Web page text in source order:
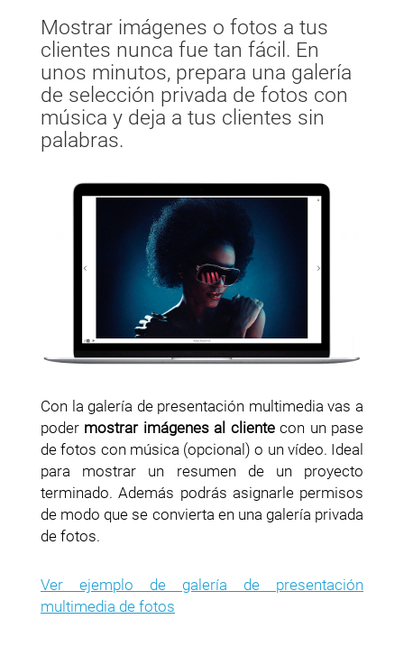
Mostrar imágenes o fotos a tus
clientes nunca fue tan fácil. En
unos minutos, prepara una galería
de selección privada de fotos con
música y deja a tus clientes sin
palabras.
Con la galería de presentación multimedia vas a
poder mostrar imágenes al clientecon un pase
de fotos con música (opcional) o un vídeo. Ideal
para mostrar un resumen de un proyecto
terminado. Además podrás asignarle permisos
de modo que se convierta en una galería privada
de fotos.
Ver ejemplo de galería de presentación
multimedia de fotos